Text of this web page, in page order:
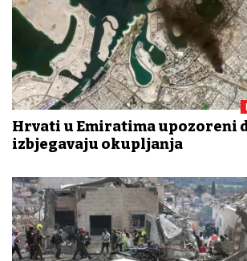
Hrvati u Emiratima upozoreni
izbjegavaju okupljanja